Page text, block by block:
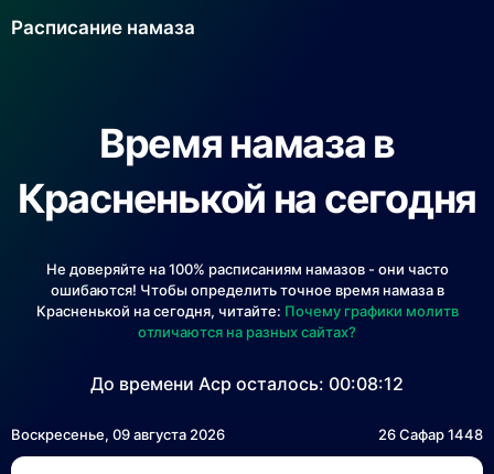
Расписание намаза
Время намаза в
Красненькой на сегодня
Не доверяйте на 100% расписаниям намазов - они часто
ошибаются! Чтобы определить точное время намаза в
Красненькой на сегодня, читайте: Почему графики молитв
отличаются на разных сайтах?
До времени Аср осталось: 00:08:12
Воскресенье, 09 августа 2026 26 Сафар 1448